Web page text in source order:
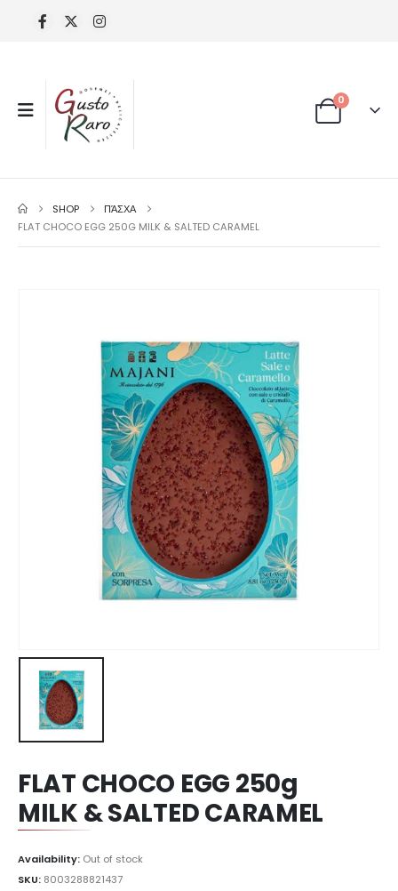
0
SHOP
ΠΆΣΧΑ
FLAT CHOCO EGG 250G MILK & SALTED CARAMEL
FLAT CHOCO EGG 250g
MILK & SALTED CARAMEL
Availability: Out of stock
SKU: 8003288821437